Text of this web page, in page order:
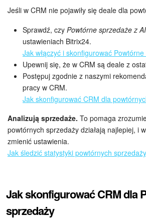
Jeśli w CRM nie pojawiły się deale dla
Sprawdź, czy Powtórne sprzedaże z AI
ustawieniach Bitrix24.
Jak włączyć i skonfigurować
Upewnij się, że w CRM są deale z
Postępuj zgodnie z naszymi
pracy w CRM.
Jak skonfigurować CRM dla
Analizują sprzedaże. To pomaga
powtórnych sprzedaży działają najlepiej, i
zmienić ustawienia.
Jak śledzić statystyki powtórnych sprzedaży
Jak skonfigurować CRM dla
sprzedaży